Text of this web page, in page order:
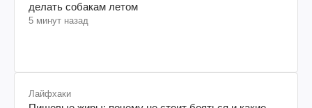
делать собакам летом
5 минут назад
Лайфхаки